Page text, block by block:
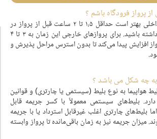
پرواز فرودگاه باشم ؟
برای پروازهای داخلی بهتر است حداقل ۱٫۵ تا ۲ ساعت قبل از پرواز در
فرودگاه حضور داشته باشید. برای پروازهای خارجی این زمان به ۳ تا ۴
افزایش پیدا می‌کند تا بدون استرس مراحل پذیرش و
چه شکل می باشد ؟
هواپیما به نوع بلیط (سیستمی یا چارتری) و قوانین
بلیط‌های سیستمی معمولاً با کسر جریمه قابل
بلیط‌های چارتری اغلب غیرقابل استرداد یا با جریمه
میزان جریمه نیز به زمان باقی‌مانده تا پرواز وابسته